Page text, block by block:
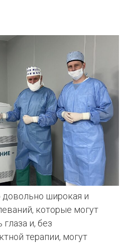
довольно широкая и
которые могут
и, без
терапии, могут